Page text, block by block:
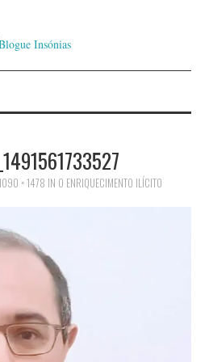
× 1478 IN O ENRIQUECIMENTO ILÍCITO